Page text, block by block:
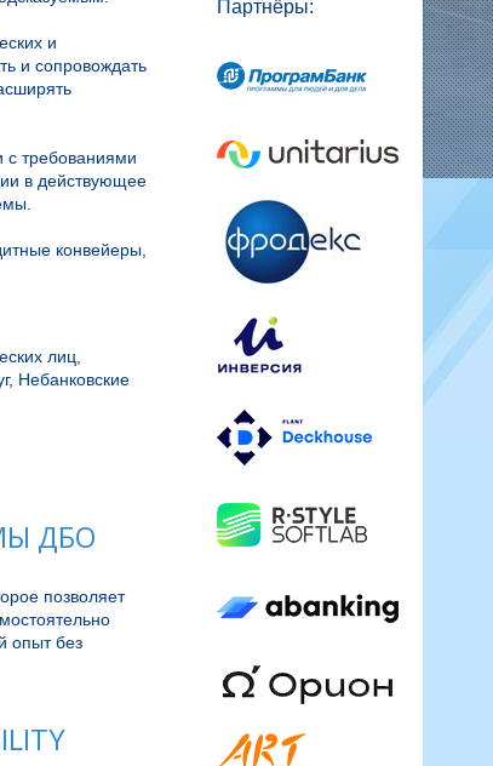
и
и сопровождать
с требованиями
в действующее
конвейеры,
лиц,
Небанковские
ДБО
позволяет
опыт без
Партнёры: